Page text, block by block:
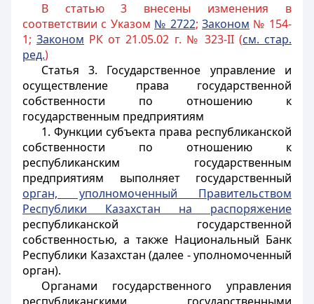
В статью 3 внесены изменения в
соответствии с Указом № 2722;Законом № 154-
1;Законом РК от 21.05.02 г. № 323-II (см. стар.
ред.)
Статья 3. Государственное управление и
осуществление права государственной
собственности по отношению к
государственным предприятиям
1. Функции субъекта права республиканской
собственности по отношению к
республиканским государственным
предприятиям выполняет государственный
орган, уполномоченный Правительством
Республики Казахстан на распоряжение
республиканской государственной
собственностью, а также Национальный Банк
Республики Казахстан (далее - уполномоченный
орган).
Органами государственного управления